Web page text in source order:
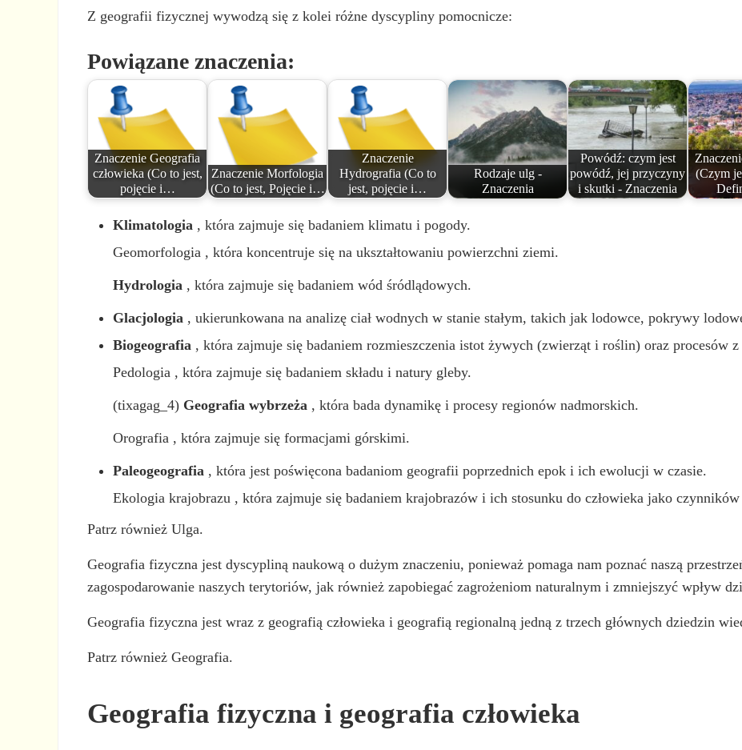
Z geografii fizycznej wywodzą się z kolei różne dyscypliny pomocnicze:
Powiązane znaczenia:
Znaczenie Geografia
człowieka (Co to jest,
pojęcie i…
Znaczenie Morfologia
(Co to jest, Pojęcie i…
Znaczenie
Hydrografia (Co to
jest, pojęcie i…
Rodzaje ulg -
Znaczenia
Powódź: czym jest
powódź, jej przyczyny
i skutki - Znaczenia
(Czym
Klimatologia , która zajmuje się badaniem klimatu i pogody.
Geomorfologia , która koncentruje się na ukształtowaniu powierzchni ziemi.
Hydrologia , która zajmuje się badaniem wód śródlądowych.
Glacjologia , ukierunkowana na analizę ciał wodnych w stanie stałym, takich jak lodowce, pokrywy
Biogeografia , która zajmuje się badaniem rozmieszczenia istot żywych (zwierząt i roślin) oraz procesów
Pedologia , która zajmuje się badaniem składu i natury gleby.
(tixagag_4) Geografia wybrzeża , która bada dynamikę i procesy regionów nadmorskich.
Orografia , która zajmuje się formacjami górskimi.
Paleogeografia , która jest poświęcona badaniom geografii poprzednich epok i ich ewolucji w czasie.
Ekologia krajobrazu , która zajmuje się badaniem krajobrazów i ich stosunku do człowieka jako
Patrz również Ulga.
Geografia fizyczna jest dyscypliną naukową o dużym znaczeniu, ponieważ pomaga nam poznać naszą
zagospodarowanie naszych terytoriów, jak również zapobiegać zagrożeniom naturalnym i zmniejszyć wpływ
Geografia fizyczna jest wraz z geografią człowieka i geografią regionalną jedną z trzech głównych dziedzin
Patrz również Geografia.
Geografia fizyczna i geografia człowieka